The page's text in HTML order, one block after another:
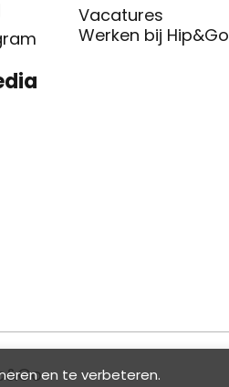
Vacatures
Werken bij Hip&Go
en te verbeteren.